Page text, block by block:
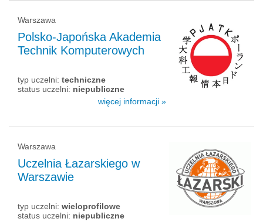
Warszawa
Polsko-Japońska Akademia
Technik Komputerowych
typ uczelni: techniczne
status uczelni: niepubliczne
więcej informacji »
Warszawa
Uczelnia Łazarskiego w
Warszawie
typ uczelni: wieloprofilowe
status uczelni: niepubliczne